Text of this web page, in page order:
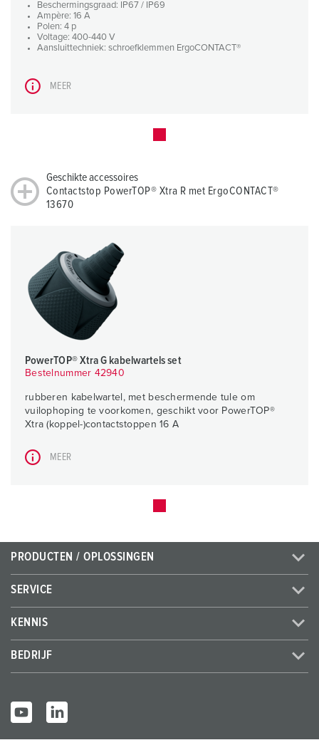
Beschermingsgraad: IP67 / IP69
Ampère: 16 A
Polen: 4 p
Voltage: 400-440 V
Aansluittechniek: schroefklemmen ErgoCONTACT®
MEER
Geschikte accessoires
Contactstop PowerTOP® Xtra R met ErgoCONTACT®
13670
PowerTOP® Xtra G kabelwartels set
Bestelnummer 42940
rubberen kabelwartel, met beschermende tule om
vuilophoping te voorkomen, geschikt voor PowerTOP®
Xtra (koppel-)contactstoppen 16 A
MEER
PRODUCTEN / OPLOSSINGEN
SERVICE
KENNIS
BEDRIJF